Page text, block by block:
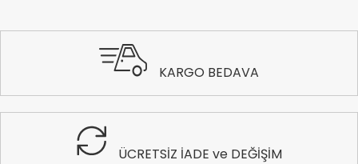
KARGO BEDAVA
ÜCRETSİZ İADE ve DEĞİŞİM